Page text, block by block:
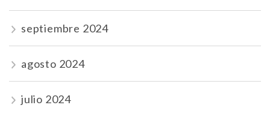
septiembre 2024
agosto 2024
julio 2024